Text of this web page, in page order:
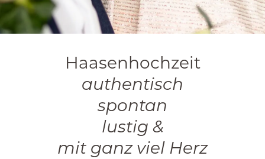
Haasenhochzeit
authentisch
spontan
lustig &
mit ganz viel Herz